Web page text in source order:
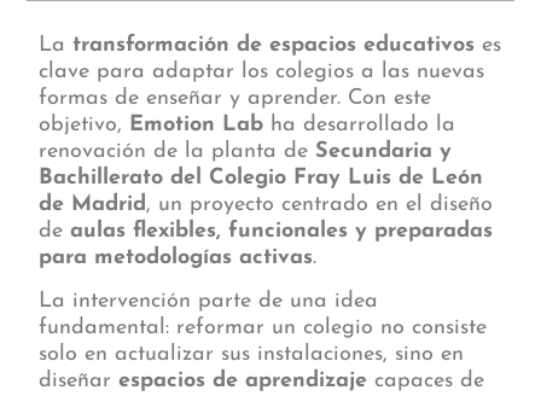
Latransformación de espacios educativos es
clave para adaptar los colegios a las nuevas
formas de enseñar y aprender. Con este
objetivo, Emotion Lab ha desarrollado la
renovación de la planta deSecundaria y
Bachillerato del Colegio Fray Luis de León
de Madrid, un proyecto centrado en el diseño
deaulas flexibles, funcionales y preparadas
para metodologías activas.
La intervención parte de una idea
fundamental: reformar un colegio no consiste
solo en actualizar sus instalaciones, sino en
diseñarespacios de aprendizaje capaces de